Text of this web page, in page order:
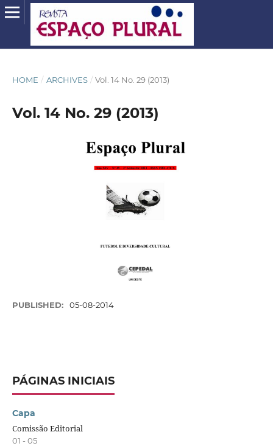
HOME / ARCHIVES / Vol. 14 No. 29 (2013)
Vol. 14 No. 29 (2013)
PUBLISHED: 05-08-2014
PÁGINAS INICIAIS
Capa
Comissão Editorial
01 - 05